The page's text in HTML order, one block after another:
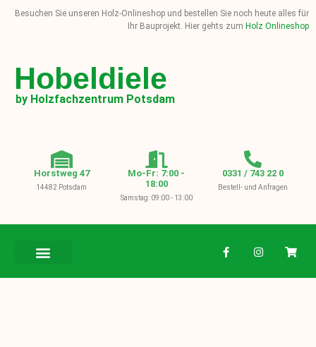
Besuchen Sie unseren Holz-Onlineshop und bestellen Sie noch heute alles für
Ihr Bauprojekt. Hier gehts zum Holz Onlineshop
Hobeldiele
by Holzfachzentrum Potsdam
Horstweg 47
14482 Potsdam
Mo-Fr: 7:00 -
18:00
Samstag: 09:00 - 13:00
0331 / 743 22 0
Bestell- und Anfragen